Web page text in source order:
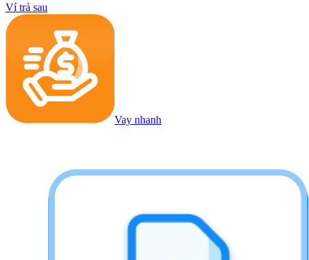
Ví trả sau
Vay nhanh